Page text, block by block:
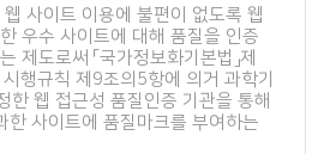
사이트 이용에 불편이 없도록 웹
우수 사이트에 대해 품질을 인증
제도로써 「국가정보화기본법」제
행규칙 제9조의5항에 의거 과학기
한 웹 접근성 품질인증 기관을 통해
한 사이트에 품질마크를 부여하는